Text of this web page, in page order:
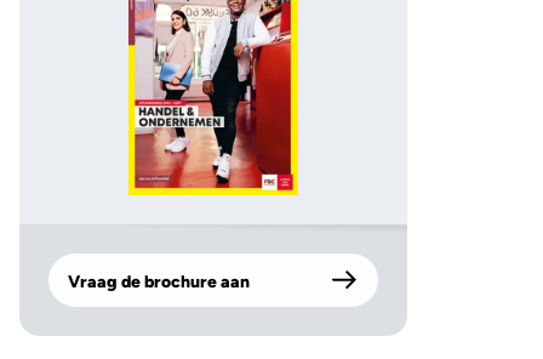
Vraag de brochure aan